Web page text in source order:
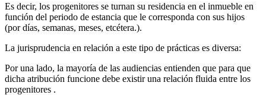
Es decir, los progenitores se turnan su residencia en el inmueble en
función del periodo de estancia que le corresponda con sus hijos
(por días, semanas, meses, etcétera.).
La jurisprudencia en relación a este tipo de prácticas es diversa:
Por una lado, la mayoría de las audiencias entienden que para que
dicha atribución funcione debe existir una relación fluida entre los
progenitores .